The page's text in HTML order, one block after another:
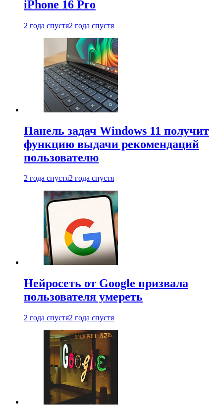
iPhone 16 Pro
2 года спустя2 года спустя
Панель задач Windows 11 получит
функцию выдачи рекомендаций
пользователю
2 года спустя2 года спустя
Нейросеть от Google призвала
пользователя умереть
2 года спустя2 года спустя